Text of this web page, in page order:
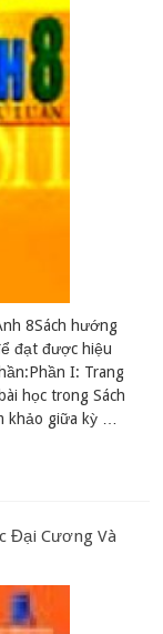
8Sách hướng
đạt được hiệu
I: Trang
học trong Sách
khảo giữa kỳ …
Đại Cương Và